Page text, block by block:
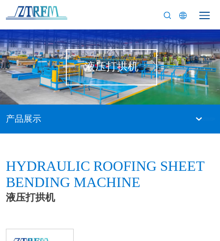
液压打拱机
产品展示
HYDRAULIC ROOFING SHEET
BENDING MACHINE
液压打拱机